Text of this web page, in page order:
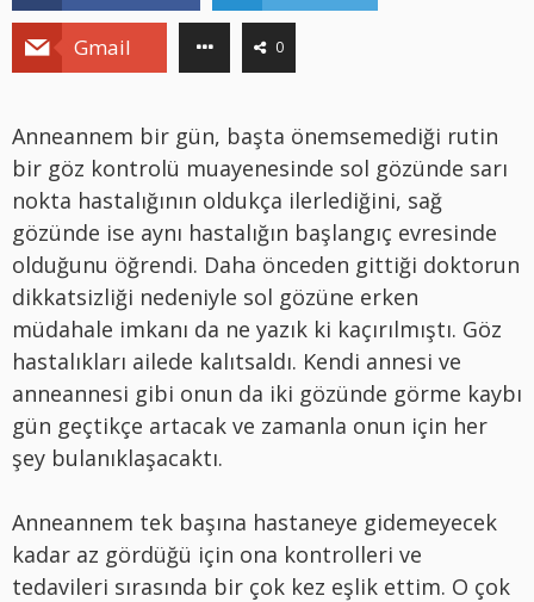
Gmail 0
Anneannem bir gün, başta önemsemediği rutin
bir göz kontrolü muayenesinde sol gözünde sarı
nokta hastalığının oldukça ilerlediğini, sağ
gözünde ise aynı hastalığın başlangıç evresinde
olduğunu öğrendi. Daha önceden gittiği doktorun
dikkatsizliği nedeniyle sol gözüne erken
müdahale imkanı da ne yazık ki kaçırılmıştı. Göz
hastalıkları ailede kalıtsaldı. Kendi annesi ve
anneannesi gibi onun da iki gözünde görme kaybı
gün geçtikçe artacak ve zamanla onun için her
şey bulanıklaşacaktı.
Anneannem tek başına hastaneye gidemeyecek
kadar az gördüğü için ona kontrolleri ve
tedavileri sırasında bir çok kez eşlik ettim. O çok